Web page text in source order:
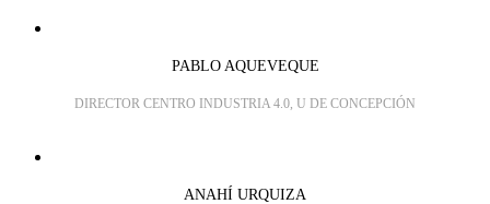
PABLO AQUEVEQUE
DIRECTOR CENTRO INDUSTRIA 4.0, U DE CONCEPCIÓN
ANAHÍ URQUIZA